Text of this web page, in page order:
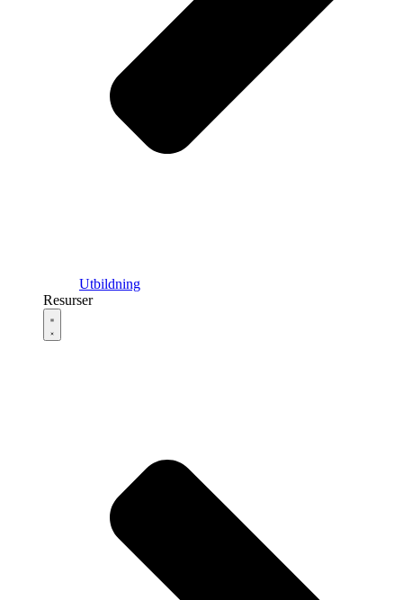
Utbildning
Resurser